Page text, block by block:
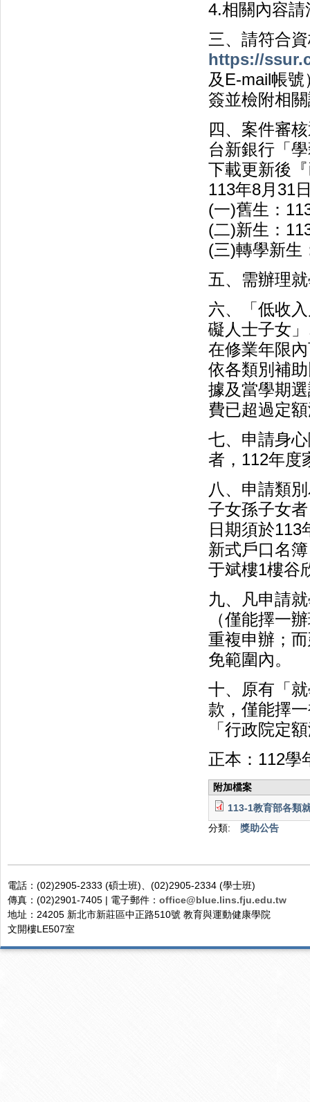
4.相關內容
三、請符合
https://
及E-mail帳
簽並檢附相
四、案件審
台新銀行「
下載更新後
113年8月31
(一)舊生：
(二)新生：
(三)轉學新生
五、需辦理
六、「低收
礙人士子女
在修業年限
依各類別補
據及當學期
費已超過定
七、申請身
者，112年度
八、申請類
子女孫子女
日期須於
新式戶口名
于斌樓1樓谷
九、凡申請
（僅能擇一
重複申辦；
免範圍內。
十、原有「
款，僅能擇
「行政院定
正本：112學
附加檔案
113-1教育部各類
分類:
獎助公告
電話：(02)2905-2333 (碩士班)、(02)2905-2334 (學士班)
傳真：(02)2901-7405 | 電子郵件： office@blue.lins.fju.edu.tw
地址：24205 新北市新莊區中正路510號 教育與運動健康學院
文開樓LE507室